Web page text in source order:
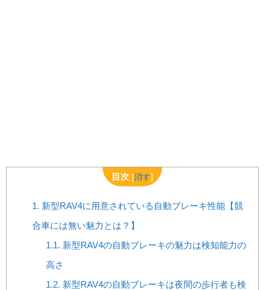
目次 [消す]
1. 新型RAV4に用意されている自動ブレーキ性能【競
合車には無い魅力とは？】
1.1. 新型RAV4の自動ブレーキの魅力は検知能力の
高さ
1.2. 新型RAV4の自動ブレーキは夜間の歩行者も検